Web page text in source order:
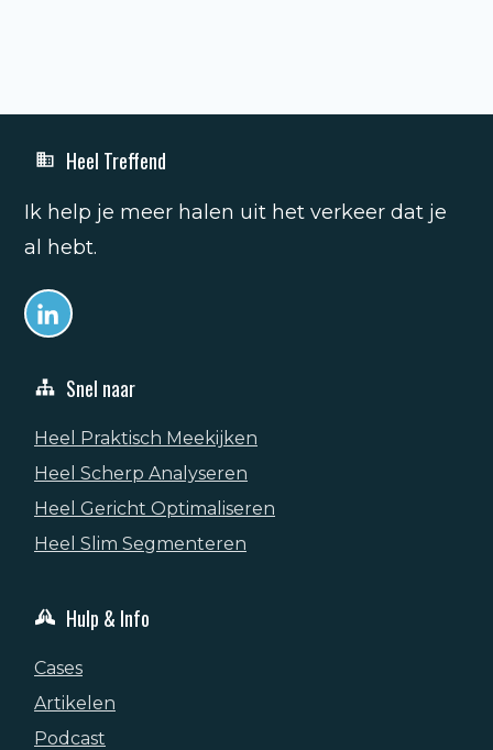
Heel Treffend
Ik help je meer halen uit het verkeer dat je
al hebt.
Snel naar
Heel Praktisch Meekijken
Heel Scherp Analyseren
Heel Gericht Optimaliseren
Heel Slim Segmenteren
Hulp & Info
Cases
Artikelen
Podcast